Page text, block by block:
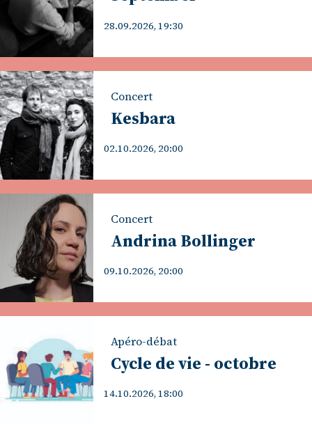
28.09.2026, 19:30
Concert
Kesbara
02.10.2026, 20:00
Concert
Andrina Bollinger
09.10.2026, 20:00
Apéro-débat
Cycle de vie - octobre
14.10.2026, 18:00